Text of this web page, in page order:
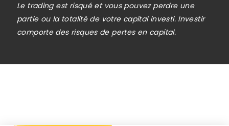
Le trading est risqué et vous pouvez perdre une
partie ou la totalité de votre capital investi. Investir
comporte des risques de pertes en capital.